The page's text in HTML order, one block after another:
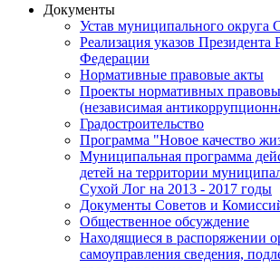
Документы
Устав муниципального округа
Реализация указов Президента
Федерации
Нормативные правовые акты
Проекты нормативных
(независимая
Градостроительство
Программа "Новое качество
Муниципальная программа
детей на территории
Сухой Лог на 2013 - 2017 годы
Документы Советов и
Общественное обсуждение
Находящиеся в распоряжении
самоуправления сведения,